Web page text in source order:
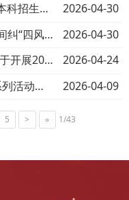
西北政法大学计划外2+2国际本科招生简章（2026年度）
2026-04-30
关于持续强化“五一”、端午期间纠“四风”树新风的工作提示
2026-04-30
陕西高校廉洁文化研究中心关于开展2026年“深入推进高校廉洁文化建设”学术征文的启事
2026-04-24
西北政法大学2026年阅读节系列活动预告
2026-04-09
5 > » 1/43